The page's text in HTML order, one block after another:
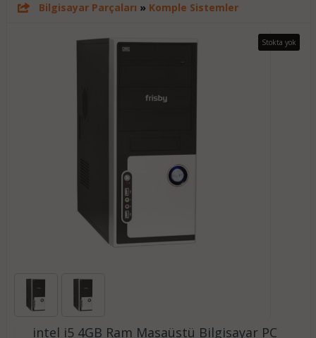
Bilgisayar Parçaları » Komple Sistemler
Stokta yok
intel i5 4GB Ram Masaüstü Bilgisayar PC